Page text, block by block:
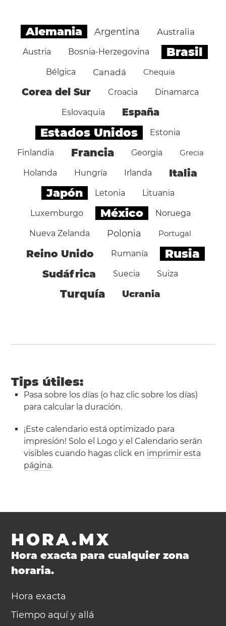
Alemania Argentina Australia
Austria Bosnia-Herzegovina Brasil
Bélgica Canadá Chequia
Corea del Sur Croacia Dinamarca
Eslovaquia España
Estados Unidos Estonia
Finlandia Francia Georgia Grecia
Holanda Hungría Irlanda Italia
Japón Letonia Lituania
Luxemburgo México Noruega
Nueva Zelanda Polonia Portugal
Reino Unido Rumanía Rusia
Sudáfrica Suecia Suiza
Turquía Ucrania
Tips útiles:
Pasa sobre los días (o haz clic sobre los días)
para calcular la duración.
¡Este calendario está optimizado para
impresión! Solo el Logo y el Calendario serán
visibles cuando hagas click en imprimir esta
página.
HORA.MX
Hora exacta para cualquier zona
horaria.
Hora exacta
Tiempo aquí y allá